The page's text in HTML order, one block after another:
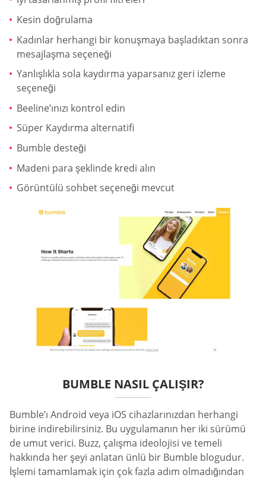
Kesin doğrulama
Kadınlar herhangi bir konuşmaya başladıktan sonra
mesajlaşma seçeneği
Yanlışlıkla sola kaydırma yaparsanız geri izleme
seçeneği
Beeline’ınızı kontrol edin
Süper Kaydırma alternatifi
Bumble desteği
Madeni para şeklinde kredi alın
Görüntülü sohbet seçeneği mevcut
BUMBLE NASIL ÇALIŞIR?
Bumble’ı Android veya iOS cihazlarınızdan herhangi
birine indirebilirsiniz. Bu uygulamanın her iki sürümü
de umut verici. Buzz, çalışma ideolojisi ve temeli
hakkında her şeyi anlatan ünlü bir Bumble blogudur.
İşlemi tamamlamak için çok fazla adım olmadığından